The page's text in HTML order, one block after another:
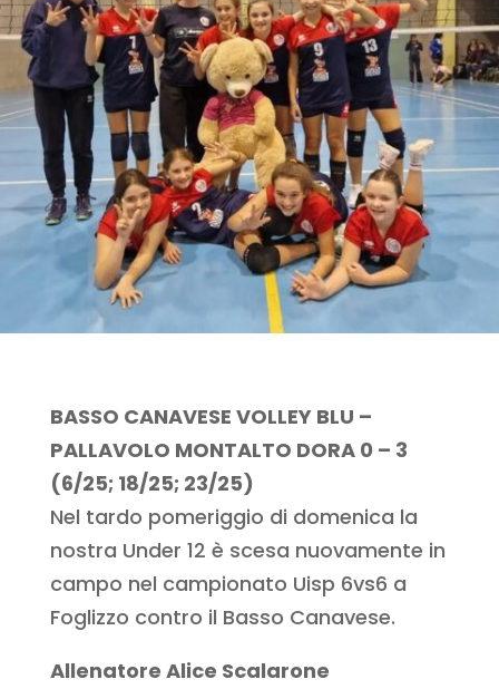
BASSO CANAVESE VOLLEY BLU –
PALLAVOLO MONTALTO DORA 0 – 3
(6/25; 18/25; 23/25)
Nel tardo pomeriggio di domenica la
nostra Under 12 è scesa nuovamente in
campo nel campionato Uisp 6vs6 a
Foglizzo contro il Basso Canavese.
Allenatore Alice Scalarone